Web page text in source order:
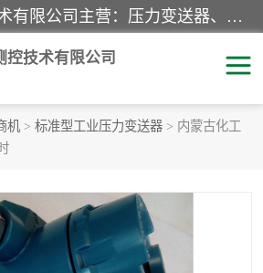
河南新瑞普测控技术有限公司主营：压力变送器、液位变送器、差压变送器、雷达料位计、电容物位计、温度显示控制仪表、电量变送器、流量计、工业自动化系统成套设备。
控技术有限公司
机 > 标准型工业压力变送器 > 内蒙古化工
精巧型压力变送器
雷达料位计